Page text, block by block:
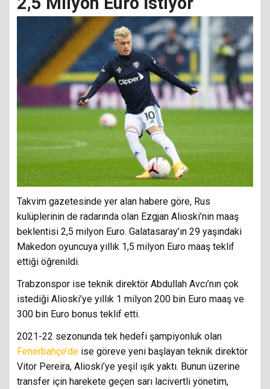
Takvim gazetesinde yer alan habere göre, Rus
kulüplerinin de radarında olan Ezgjan Alioski’nin maaş
beklentisi 2,5 milyon Euro. Galatasaray’ın 29 yaşındaki
Makedon oyuncuya yıllık 1,5 milyon Euro maaş teklif
ettiği öğrenildi.
Trabzonspor ise teknik direktör Abdullah Avcı’nın çok
istediği Alioski’ye yıllık 1 milyon 200 bin Euro maaş ve
300 bin Euro bonus teklif etti.
2021-22 sezonunda tek hedefi şampiyonluk olan
Fenerbahçe’de ise göreve yeni başlayan teknik direktör
Vitor Pereira, Alioski’ye yeşil ışık yaktı. Bunun üzerine
transfer için harekete geçen sarı lacivertli yönetim,